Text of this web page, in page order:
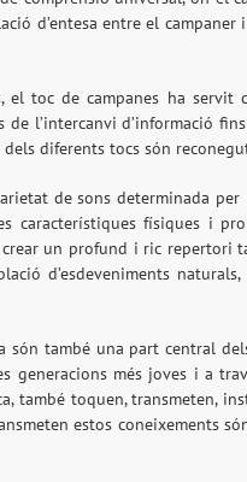
d’entesa entre el
el toc de campanes ha servit
de l’intercanvi d’informació
dels diferents tocs són
de sons determinada
característiques físiques i
un profund i ric repertori
d’esdeveniments
són també una part central
generacions més joves i a
també toquen, transmeten,
estos coneixements